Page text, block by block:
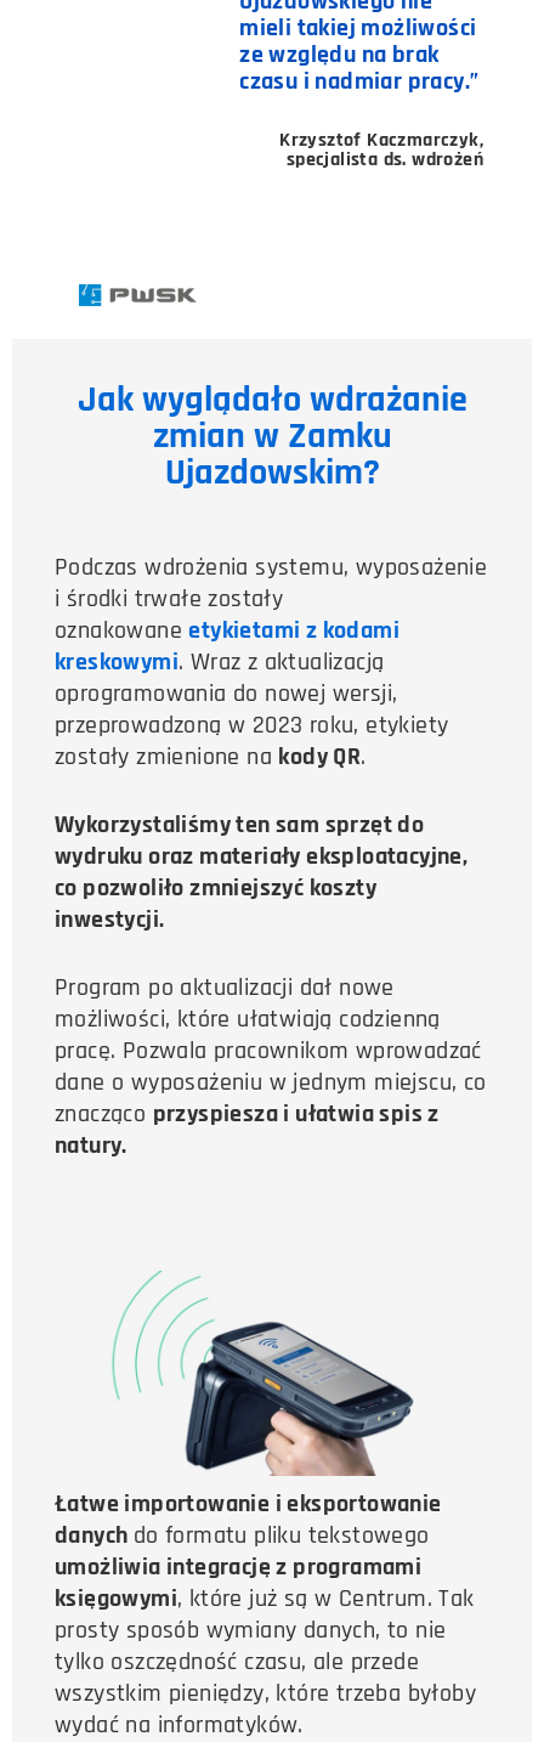
mieli takiej możliwości
ze względu na brak
czasu i nadmiar pracy.”
Krzysztof Kaczmarczyk,
specjalista ds. wdrożeń
Jak wyglądało wdrażanie
zmian w Zamku
Ujazdowskim?
Podczas wdrożenia systemu, wyposażenie
i środki trwałe zostały
oznakowane etykietami z kodami
kreskowymi. Wraz z aktualizacją
oprogramowania do nowej wersji,
przeprowadzoną w 2023 roku, etykiety
zostały zmienione na kody QR.
Wykorzystaliśmy ten sam sprzęt do
wydruku oraz materiały eksploatacyjne,
co pozwoliło zmniejszyć koszty
inwestycji.
Program po aktualizacji dał nowe
możliwości, które ułatwiają codzienną
pracę. Pozwala pracownikom wprowadzać
dane o wyposażeniu w jednym miejscu, co
znacząco przyspiesza i ułatwia spis z
natury.
Łatwe importowanie i eksportowanie
danych do formatu pliku tekstowego
umożliwia integrację z programami
księgowymi, które już są w Centrum. Tak
prosty sposób wymiany danych, to nie
tylko oszczędność czasu, ale przede
wszystkim pieniędzy, które trzeba byłoby
wydać na informatyków.